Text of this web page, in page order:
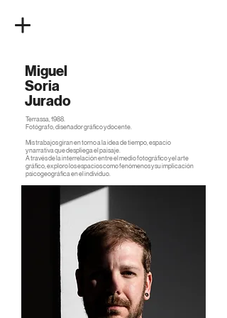
Miguel
Soria
Jurado
Terrassa, 1988.​
Fotógrafo, diseñador gráfico y docente.
Mis trabajos giran en torno a la idea de tiempo, espacio
y narrativa que despliega el paisaje.
A través de la interrelación entre el medio fotográfico y el arte
gráfico, exploro los espacios como fenómenos y su implicación
psicogeográfica en el individuo.